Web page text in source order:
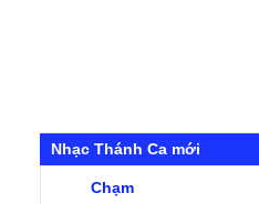
Nhạc Thánh Ca mới
Chạm